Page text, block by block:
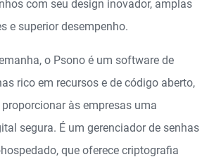
com seu design inovador, amplas
e superior desempenho.
o Psono é um software de
rico em recursos e de código aberto,
às empresas uma
segura. É um gerenciador de senhas
que oferece criptografia